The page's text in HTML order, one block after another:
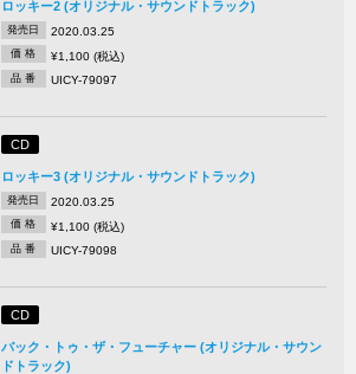
ロッキー2 (オリジナル・サウンドトラック)
発売日 2020.03.25
価 格 ¥1,100 (税込)
品 番 UICY-79097
CD
ロッキー3 (オリジナル・サウンドトラック)
発売日 2020.03.25
価 格 ¥1,100 (税込)
品 番 UICY-79098
CD
バック・トゥ・ザ・フューチャー (オリジナル・サウン
ドトラック)